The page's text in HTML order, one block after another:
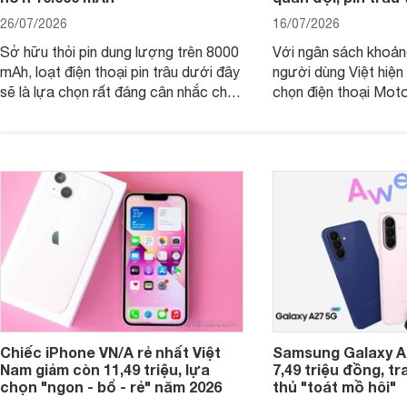
26/07/2026
Sở hữu thỏi pin dung lượng trên 8000
mAh, loạt điện thoại pin trâu dưới đây
sẽ là lựa chọn rất đáng cân nhắc cho
16/07/2026
Với ngân sách
người dùng Việt
chọn điện thoại
Chiếc iPhone VN/A rẻ nhất Việt
Nam giảm còn 11,49 triệu, lựa
chọn "ngon - bổ - rẻ" năm 2026
Samsung Galaxy
7,49 triệu đồng,
thủ "toát mồ hôi"